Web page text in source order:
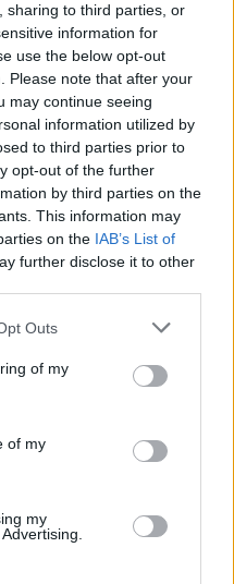
sharing to third parties, or
information for
use the below opt-out
Please note that after your
may continue seeing
information utilized by
to third parties prior to
opt-out of the further
by third parties on the
This information may
on the IAB’s List of
further disclose it to other
uses one or more Google
You may click to
its third-party tags to
purposes in below Google
Outs
of my
of my
my
torinese con passaporto
un percorso alpino
Garelli: oggi cura
narrativa. In
sostiene
e conserva un
mappe disegnate a